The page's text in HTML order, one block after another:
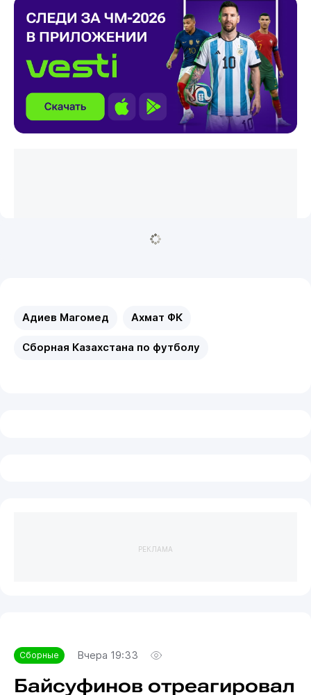
Адиев Магомед Ахмат ФК
Сборная Казахстана по футболу
РЕКЛАМА
Сборные Вчера 19:33
Байсуфинов отреагировал